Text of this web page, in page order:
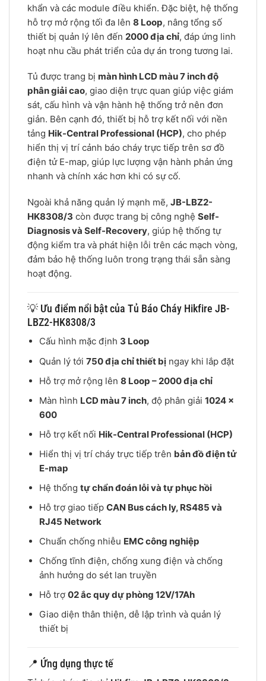
khẩn và các module điều khiển. Đặc biệt, hệ thống
hỗ trợ mở rộng tối đa lên 8 Loop, nâng tổng số
thiết bị quản lý lên đến 2000 địa chỉ, đáp ứng linh
hoạt nhu cầu phát triển của dự án trong tương lai.
Tủ được trang bị màn hình LCD màu 7 inch độ
phân giải cao, giao diện trực quan giúp việc giám
sát, cấu hình và vận hành hệ thống trở nên đơn
giản. Bên cạnh đó, thiết bị hỗ trợ kết nối với nền
tảng Hik-Central Professional (HCP), cho phép
hiển thị vị trí cảnh báo cháy trực tiếp trên sơ đồ
điện tử E-map, giúp lực lượng vận hành phản ứng
nhanh và chính xác hơn khi có sự cố.
Ngoài khả năng quản lý mạnh mẽ, JB-LBZ2-
HK8308/3 còn được trang bị công nghệ Self-
Diagnosis và Self-Recovery, giúp hệ thống tự
động kiểm tra và phát hiện lỗi trên các mạch vòng,
đảm bảo hệ thống luôn trong trạng thái sẵn sàng
hoạt động.
💡 Ưu điểm nổi bật của Tủ Báo Cháy Hikfire JB-
LBZ2-HK8308/3
Cấu hình mặc định 3 Loop
Quản lý tới 750 địa chỉ thiết bịngay khi lắp đặt
Hỗ trợ mở rộng lên 8 Loop – 2000 địa chỉ
Màn hình LCD màu 7 inch, độ phân giải 1024 ×
600
Hỗ trợ kết nối Hik-Central Professional (HCP)
Hiển thị vị trí cháy trực tiếp trên bản đồ điện tử
E-map
Hệ thống tự chẩn đoán lỗi và tự phục hồi
Hỗ trợ giao tiếp CAN Bus cách ly, RS485 và
RJ45 Network
Chuẩn chống nhiễu EMC công nghiệp
Chống tĩnh điện, chống xung điện và chống
ảnh hưởng do sét lan truyền
Hỗ trợ 02 ắc quy dự phòng 12V/17Ah
Giao diện thân thiện, dễ lập trình và quản lý
thiết bị
📍 Ứng dụng thực tế